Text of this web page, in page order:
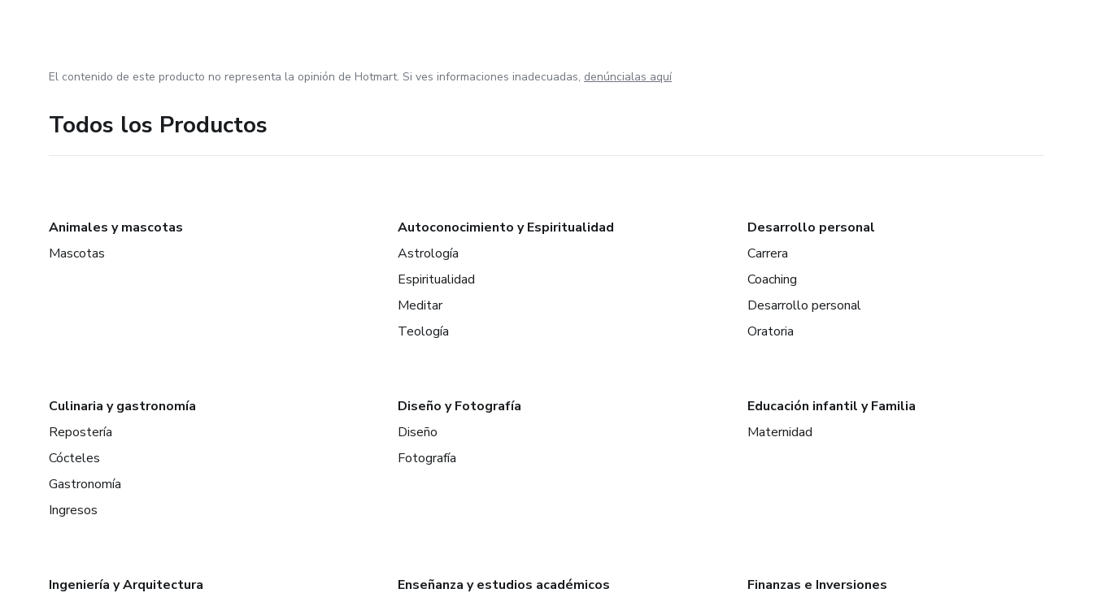
El contenido de este producto no representa la opinión de Hotmart. Si ves informaciones inadecuadas, denúncialas aquí
Todos los Productos
Animales y mascotas
Mascotas
Autoconocimiento y Espiritualidad
Astrología
Espiritualidad
Meditar
Teología
Desarrollo personal
Carrera
Coaching
Desarrollo personal
Oratoria
Culinaria y gastronomía
Repostería
Cócteles
Gastronomía
Ingresos
Diseño y Fotografía
Diseño
Fotografía
Educación infantil y Familia
Maternidad
Ingeniería y Arquitectura
Enseñanza y estudios académicos
Finanzas e Inversiones